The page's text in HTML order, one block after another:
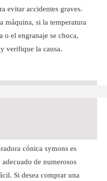
evitar accidentes graves.
máquina, si la temperatura
o el engranaje se choca,
verifique la causa.
cónica symons es
de numerosos
Si desea comprar una